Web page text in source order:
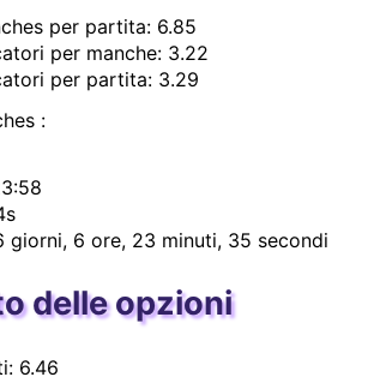
per partita: 6.85
per manche: 3.22
per partita: 3.29
:
giorni, 6 ore, 23 minuti, 35 secondi
delle opzioni
6.46